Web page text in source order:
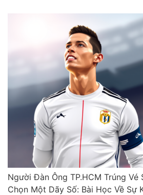
Người Đàn Ông TP.HCM Trúng Vé
Chọn Một Dãy Số: Bài Học Về Sự